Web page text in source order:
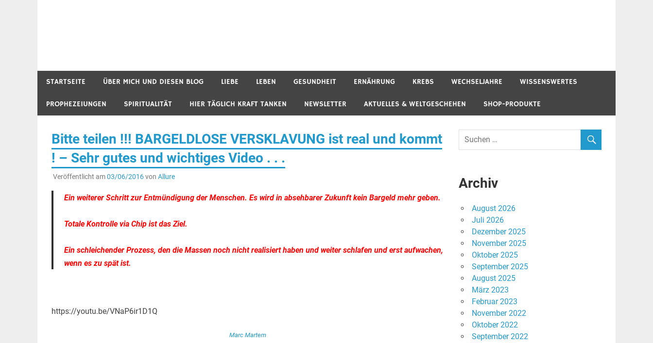
STARTSEITE ÜBER MICH UND DIESEN BLOG LIEBE LEBEN GESUNDHEIT ERNÄHRUNG KREBS WECHSELJAHRE WISSENSWERTES
PROPHEZEIUNGEN SPIRITUALITÄT HIER TÄGLICH KRAFT TANKEN NEWSLETTER AKTUELLES & WELTGESCHEHEN SHOP-PRODUKTE
Bitte teilen !!! BARGELDLOSE VERSKLAVUNG ist real und kommt
! – Sehr gutes und wichtiges Video . . .
Veröffentlicht am03/06/2016von Allure
Ein weiterer Schritt zur Entmündigung der Menschen. Es wird in absehbarer Zukunft kein Bargeld mehr geben.
Totale Kontrolle via Chip ist das Ziel.
Ein schleichender Prozess, den die Massen noch nicht realisiert haben und weiter schlafen und erst aufwachen,
wenn es zu spät ist.
https://youtu.be/VNaP6ir1D1Q
Marc Martem
Archiv
August 2026
Juli 2026
Dezember 2025
November 2025
Oktober 2025
September 2025
August 2025
März 2023
Februar 2023
November 2022
Oktober 2022
September 2022